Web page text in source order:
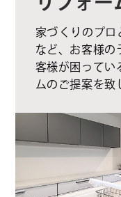
家づくりのプロ
など、お客様の
客様が困ってい
ムのご提案を致